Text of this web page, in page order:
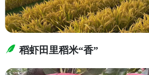
稻虾田里稻米“香”